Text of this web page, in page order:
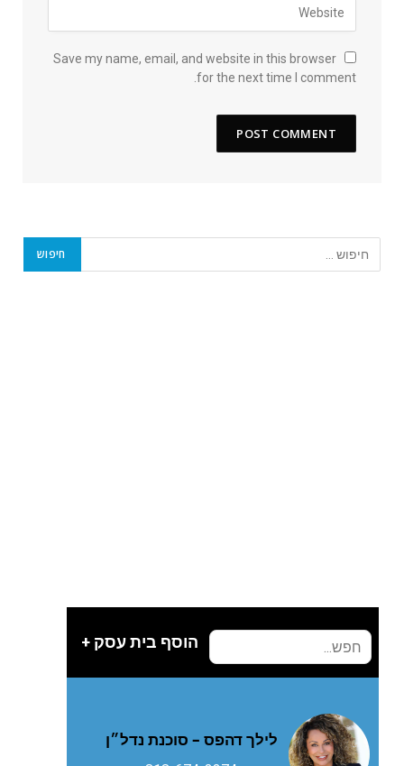
Save my name, email, and website in this browser
for the next time I comment.
הוסף בית עסק +
לילך דהפס – סוכנת נדל״ן